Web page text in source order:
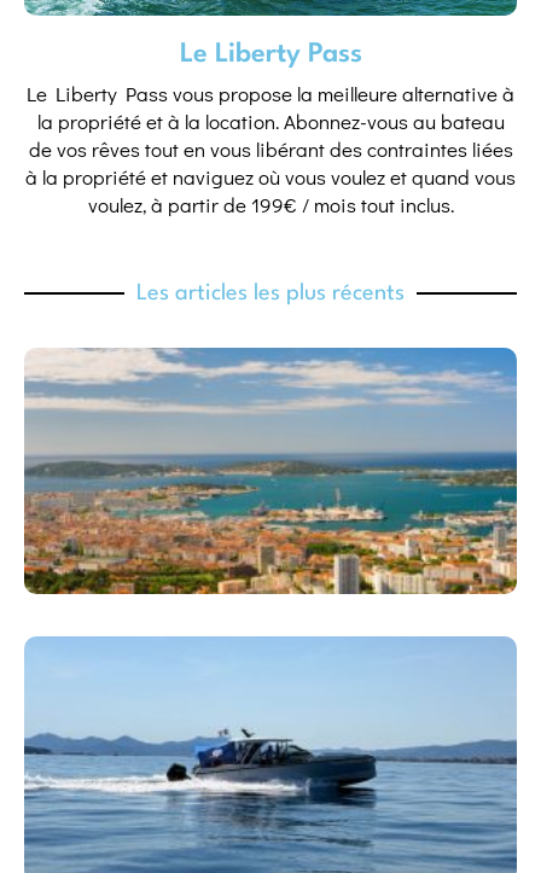
Le Liberty Pass
Le Liberty Pass vous propose la meilleure alternative à
la propriété et à la location. Abonnez-vous au bateau
de vos rêves tout en vous libérant des contraintes liées
à la propriété et naviguez où vous voulez et quand vous
voulez, à partir de 199€ / mois tout inclus.
Les articles les plus récents